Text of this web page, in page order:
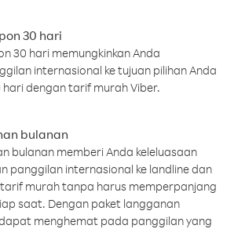
30 hari
30 hari memungkinkan Anda
internasional ke tujuan pilihan Anda
hari dengan tarif murah Viber.
bulanan
bulanan memberi Anda keleluasaan
panggilan internasional ke landline dan
murah tanpa harus memperpanjang
saat. Dengan paket langganan
menghemat pada panggilan yang